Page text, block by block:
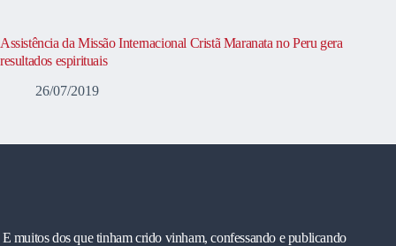
Assistência da Missão Internacional Cristã Maranata no Peru gera
resultados espirituais
26/07/2019
E muitos dos que tinham crido vinham, confessando e publicando